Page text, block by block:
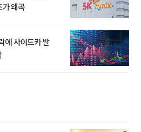
가 왜곡
에 사이드카 발